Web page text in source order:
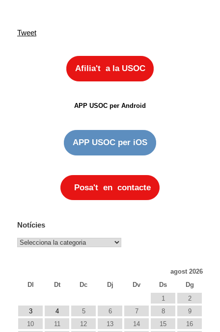
Tweet
Afilia't a la USOC
APP USOC per Android
APP USOC per iOS
Posa't en contacte
Notícies
Notícies
agost 2026
Dl
Dt Dc Dj Dv Ds
Dg
1
2
3
4 5 6 7 8
9
10
11 12 13 14 15
16